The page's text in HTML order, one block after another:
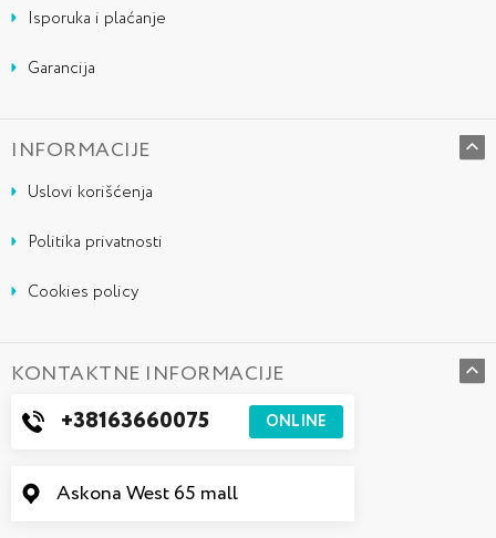
Isporuka i plaćanje
Garancija
INFORMACIJE
Uslovi korišćenja
Politika privatnosti
Cookies policy
KONTAKTNE INFORMACIJE
+38163660075 ONLINE
Askona West 65 mall